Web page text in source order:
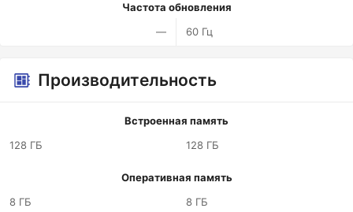
Частота обновления
—
60 Гц
Производительность
Встроенная память
128 ГБ
128 ГБ
Оперативная память
8 ГБ
8 ГБ